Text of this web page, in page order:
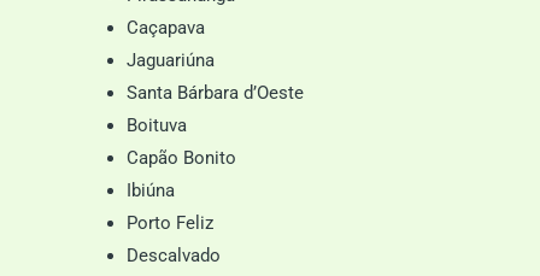
Caçapava
Jaguariúna
Santa Bárbara d’Oeste
Boituva
Capão Bonito
Ibiúna
Porto Feliz
Descalvado